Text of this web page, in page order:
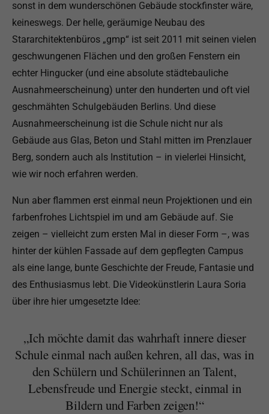
sonst in dem wunderschönen Gebäude stockfinster wäre,
keineswegs. Der helle, geräumige Neubau des
Stararchitektenbüros „gmp“ ist seit 2011 mit seinen vielen
geschwungenen Flächen und den großen Fenstern ein
echter Hingucker (und eine absolute städtebauliche
Ausnahmeerscheinung) unter den hunderten und oft viel
geschmähten Schulgebäuden Berlins. Und diese
Ausnahmeerscheinung ist die Schule nicht nur als
Gebäude aus Glas, Beton und Stahl mitten im Prenzlauer
Berg, sondern auch als Institution – in vielerlei Hinsicht,
wie wir noch erfahren werden.
Nun aber flammen erst einmal neun Projektionen und ein
farbenfrohes Lichtspiel im und am Gebäude auf. Sie
zeigen – vielleicht zum ersten Mal in dieser Form –, was
hinter der kühlen Fassade auf dem gepflegten Campus
als eine lange, bunte Geschichte der Freude, Fantasie und
des Enthusiasmus lebt. Die Videokünstlerin Laura Soria
über ihre hier umgesetzte Idee:
„Ich möchte damit das wahrhaft innere dieser
Schule einmal nach außen kehren, all das, was in
den Schülern und Schülerinnen an Talent,
Lebensfreude und Energie steckt, einmal in
Bildern und Farben zeigen!“